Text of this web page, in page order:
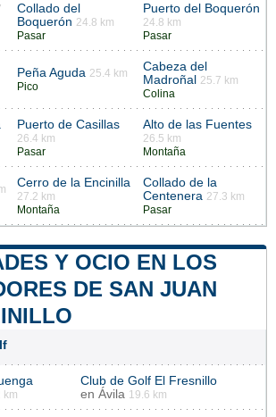
Collado del
Boquerón 24.8 km
Pasar
Puerto del Boquerón
24.8 km
Pasar
Peña Aguda 25.4 km
Pico
Cabeza del
Madroñal 25.7 km
Colina
Puerto de Casillas
26.4 km
Pasar
Alto de las Fuentes
26.5 km
Montaña
Cerro de la Encinilla
27.2 km
Montaña
Collado de la
Centenera 27.3 km
Pasar
Y OCIO EN LOS
DE SAN JUAN
km
Club de Golf El Fresnillo
en Ávila 19.6 km